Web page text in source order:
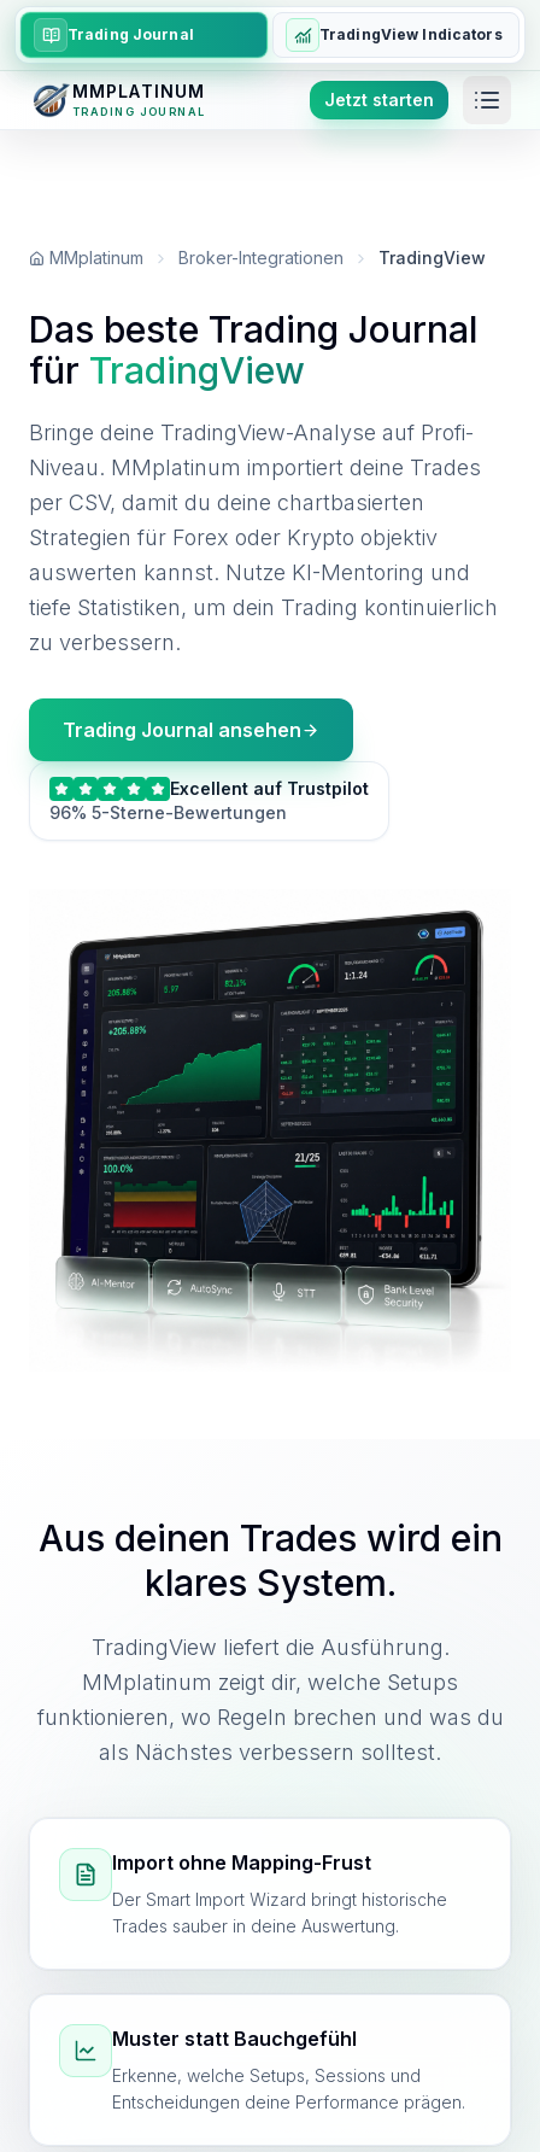
Trading Journal TradingView Indicators
MMPLATINUM
TRADING JOURNAL
Jetzt starten
MMplatinum Broker-Integrationen TradingView
Das beste Trading Journal
für TradingView
Bringe deine TradingView-Analyse auf Profi-
Niveau. MMplatinum importiert deine Trades
per CSV, damit du deine chartbasierten
Strategien für Forex oder Krypto objektiv
auswerten kannst. Nutze KI-Mentoring und
tiefe Statistiken, um dein Trading kontinuierlich
zu verbessern.
Trading Journal ansehen
Excellent auf Trustpilot
96% 5-Sterne-Bewertungen
Aus deinen Trades wird ein
klares System.
TradingView liefert die Ausführung.
MMplatinum zeigt dir, welche Setups
funktionieren, wo Regeln brechen und was du
als Nächstes verbessern solltest.
Import ohne Mapping-Frust
Der Smart Import Wizard bringt historische
Trades sauber in deine Auswertung.
Muster statt Bauchgefühl
Erkenne, welche Setups, Sessions und
Entscheidungen deine Performance prägen.